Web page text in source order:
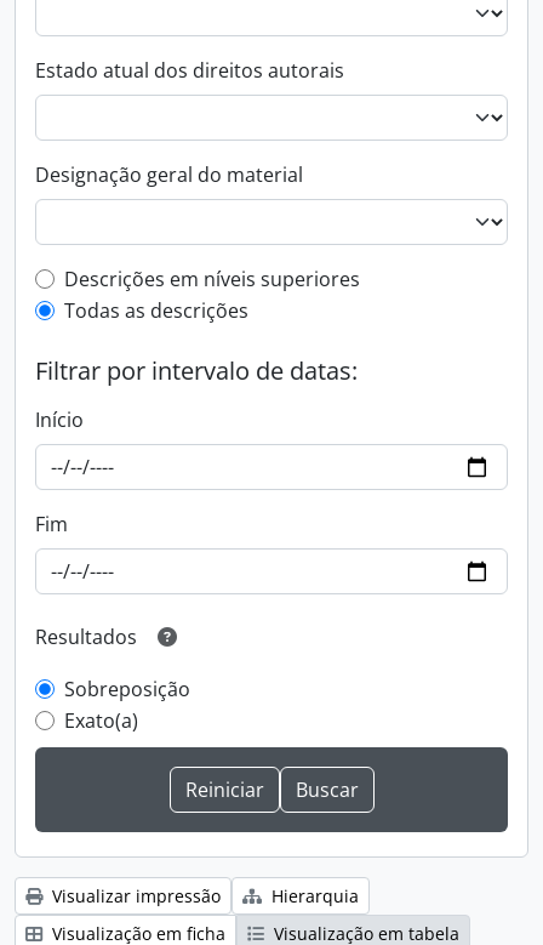
Estado atual dos direitos autorais
Designação geral do material
Filtro de descrição de nível superior
Descrições em níveis superiores
Todas as descrições
Filtrar por intervalo de datas:
Início
Fim
Resultados
Sobreposição
Exato(a)
Visualizar impressão
Hierarquia
Visualização em ficha
Visualização em tabela